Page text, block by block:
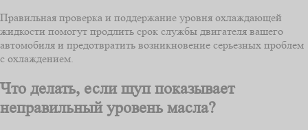
Правильная проверка и поддержание уровня охлаждающей
жидкости помогут продлить срок службы двигателя вашего
автомобиля и предотвратить возникновение серьезных проблем
с охлаждением.
Что делать, если щуп показывает
неправильный уровень масла?